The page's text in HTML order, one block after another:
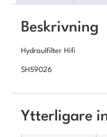
Beskrivning
Hydraulfilter Hifi
SH59026
Ytterligare